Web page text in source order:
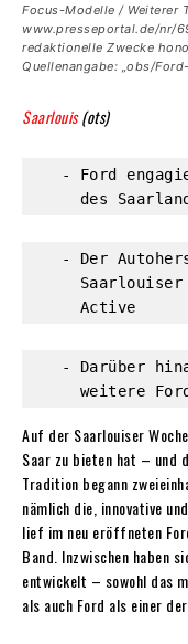
Focus-Modelle / Weiterer
www.presseportal.de/nr/
redaktionelle Zwecke
Quellenangabe: „obs/
Saarlouis(ots)
- Ford
des
- Der
     Active
- Darüber
weitere
Auf der Saarlouiser
Saar zu bieten hat – und
Tradition begann
nämlich die, innovative
lief im neu eröffneten
Band. Inzwischen haben
entwickelt – sowohl das
als auch Ford als einer